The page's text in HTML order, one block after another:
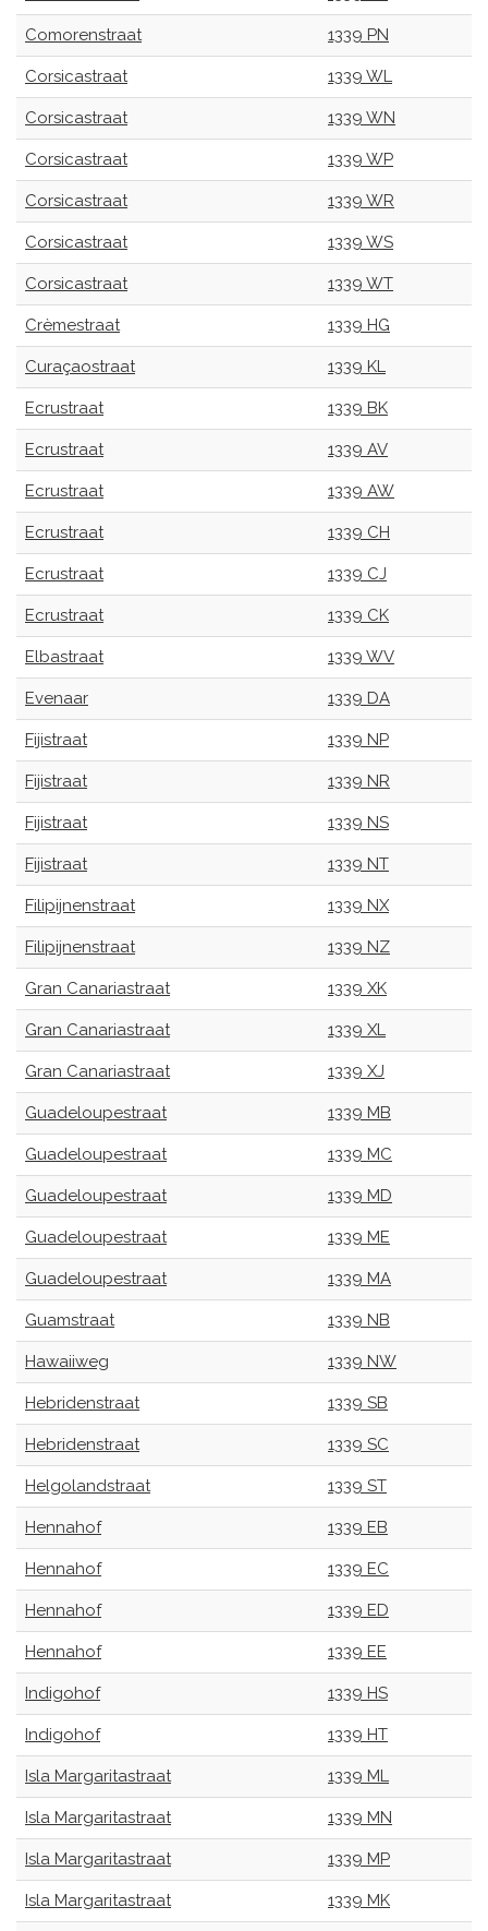
Comorenstraat 1339 PN
Corsicastraat 1339 WL
Corsicastraat 1339 WN
Corsicastraat 1339 WP
Corsicastraat 1339 WR
Corsicastraat 1339 WS
Corsicastraat 1339 WT
Crèmestraat 1339 HG
Curaçaostraat 1339 KL
Ecrustraat 1339 BK
Ecrustraat 1339 AV
Ecrustraat 1339 AW
Ecrustraat 1339 CH
Ecrustraat 1339 CJ
Ecrustraat 1339 CK
Elbastraat 1339 WV
Evenaar 1339 DA
Fijistraat 1339 NP
Fijistraat 1339 NR
Fijistraat 1339 NS
Fijistraat 1339 NT
Filipijnenstraat 1339 NX
Filipijnenstraat 1339 NZ
Gran Canariastraat 1339 XK
Gran Canariastraat 1339 XL
Gran Canariastraat 1339 XJ
Guadeloupestraat 1339 MB
Guadeloupestraat 1339 MC
Guadeloupestraat 1339 MD
Guadeloupestraat 1339 ME
Guadeloupestraat 1339 MA
Guamstraat 1339 NB
Hawaiiweg 1339 NW
Hebridenstraat 1339 SB
Hebridenstraat 1339 SC
Helgolandstraat 1339 ST
Hennahof 1339 EB
Hennahof 1339 EC
Hennahof 1339 ED
Hennahof 1339 EE
Indigohof 1339 HS
Indigohof 1339 HT
Isla Margaritastraat 1339 ML
Isla Margaritastraat 1339 MN
Isla Margaritastraat 1339 MP
Isla Margaritastraat 1339 MK